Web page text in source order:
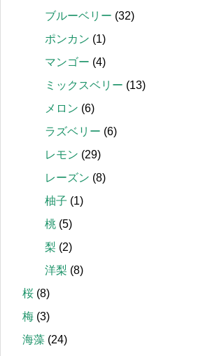
ブルーベリー (32)
ポンカン (1)
マンゴー (4)
ミックスベリー (13)
メロン (6)
ラズベリー (6)
レモン (29)
レーズン (8)
柚子 (1)
桃 (5)
梨 (2)
洋梨 (8)
桜 (8)
梅 (3)
海藻 (24)